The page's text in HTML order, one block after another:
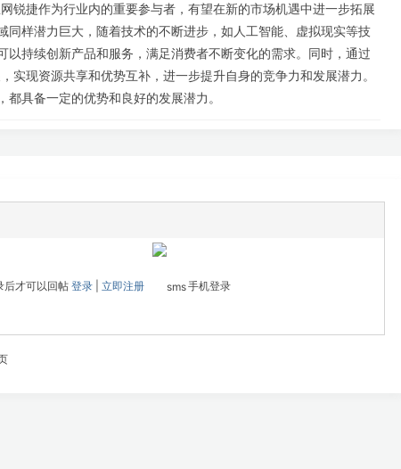
锐捷作为行业内的重要参与者，有望在新的市场机遇中进一步拓展
同样潜力巨大，随着技术的不断进步，如人工智能、虚拟现实等技
以持续创新产品和服务，满足消费者不断变化的需求。同时，通过
实现资源共享和优势互补，进一步提升自身的竞争力和发展潜力。
都具备一定的优势和良好的发展潜力。
后才可以回帖 登录 立即注册 手机登录